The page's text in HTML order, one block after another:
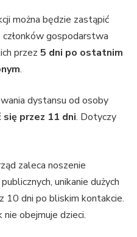
można będzie zastąpić
gospodarstwa
przez 5 dni po ostatnim
.
dystansu od osoby
przez 11 dni. Dotyczy
zaleca noszenie
unikanie dużych
10 dni po bliskim kontakcie.
obejmuje dzieci.